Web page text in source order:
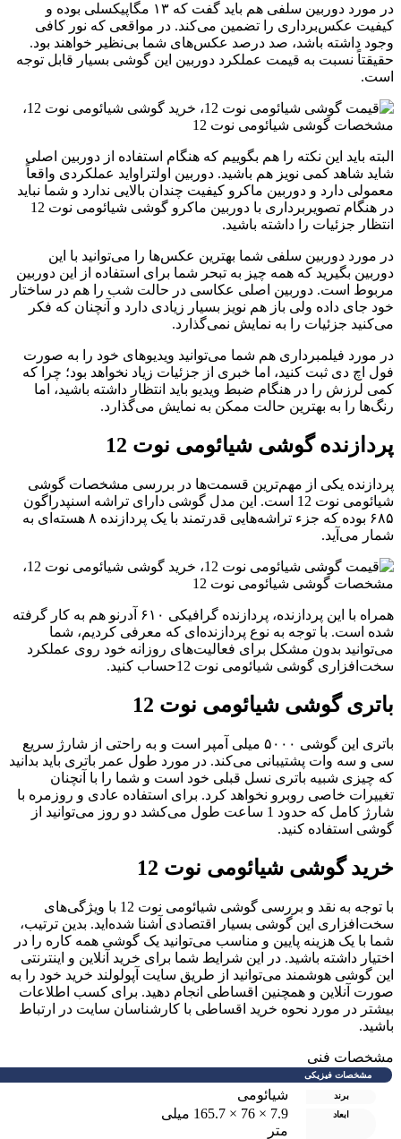
در مورد دوربین سلفی هم باید گفت که ۱۳ مگاپیکسلی بوده و
عکس‌برداری را تضمین می‌کند. در مواقعی که نور کافی
داشته باشد، صد درصد عکس‌های شما بی‌نظیر خواهند بود.
نسبت به قیمت عملکرد دوربین این گوشی بسیار قابل توجه
باید این نکته را هم بگوییم که هنگام استفاده از دوربین اصلی
شاهد کمی نویز هم باشید. دوربین اولتراواید عملکردی واقعاً
دارد و دوربین ماکرو کیفیت چندان بالایی ندارد و شما نباید
در هنگام تصویربرداری با دوربین ماکرو گوشی شیائومی نوت 12
جزئیات را داشته باشید.
مورد دوربین سلفی شما بهترین عکس‌ها را می‌توانید با این
بگیرید که همه چیز به تبحر شما برای استفاده از این دوربین
است. دوربین اصلی عکاسی در حالت شب را هم در ساختار
جای داده ولی باز هم نویز بسیار زیادی دارد و آنچنان که فکر
جزئیات را به نمایش نمی‌گذارد.
مورد فیلمبرداری هم شما می‌توانید ویدیوهای خود را به صورت
اچ دی ثبت کنید، اما خبری از جزئیات زیاد نخواهد بود؛ چرا که
لرزش را در هنگام ضبط ویدیو باید انتظار داشته باشید، اما
را به بهترین حالت ممکن به نمایش می‌گذارد.
گوشی شیائومی نوت 12
یکی از مهم‌ترین قسمت‌ها در بررسی مشخصات گوشی
شیائومی نوت 12 است. این مدل گوشی دارای تراشه اسنپدراگون
۶۸۵ بوده که جزء تراشه‌هایی قدرتمند با یک پردازنده ۸ هسته‌ای به
می‌آید.
همراه با این پردازنده، پردازنده گرافیکی ۶۱۰ آدرنو هم به کار گرفته
است. با توجه به نوع پردازنده‌ای که معرفی کردیم، شما
بدون مشکل برای فعالیت‌های روزانه خود روی عملکرد
گوشی شیائومی نوت 12حساب کنید.
گوشی شیائومی نوت 12
باتری این گوشی ۵۰۰۰ میلی آمپر است و به راحتی از شارژ سریع
و سه وات پشتیبانی می‌کند. در مورد طول عمر باتری باید بدانید
چیزی شبیه باتری نسل قبلی خود است و شما را با آنچنان
خاصی روبرو نخواهد کرد. برای استفاده عادی و روزمره با
شارژ کامل که حدود 1 ساعت طول می‌کشد دو روز می‌توانید از
استفاده کنید.
گوشی شیائومی نوت 12
با توجه به نقد و بررسی گوشی شیائومی نوت 12 با ویژگی‌های
این گوشی بسیار اقتصادی آشنا شده‌اید. بدین ترتیب،
با یک هزینه پایین و مناسب می‌توانید یک گوشی همه کاره را در
داشته باشید. در این شرایط شما برای خرید آنلاین و اینترنتی
گوشی هوشمند می‌توانید از طریق سایت آپولولند خرید خود را به
آنلاین و همچنین اقساطی انجام دهید. برای کسب اطلاعات
در مورد نحوه خرید اقساطی با کارشناسان سایت در ارتباط
فنی
مشخصات فیزیکی
برند شیائومی
ابعاد
7.9 × 76 × 165.7 میلی
متر